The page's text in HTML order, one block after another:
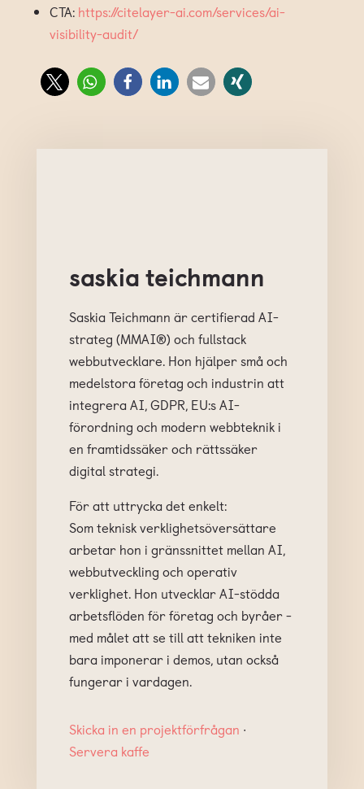
CTA: https://citelayer-ai.com/services/ai-
visibility-audit/
saskia teichmann
Saskia Teichmann är certifierad AI-
strateg (MMAI®) och fullstack
webbutvecklare. Hon hjälper små och
medelstora företag och industrin att
integrera AI, GDPR, EU:s AI-
förordning och modern webbteknik i
en framtidssäker och rättssäker
digital strategi.
För att uttrycka det enkelt:
Som teknisk verklighetsöversättare
arbetar hon i gränssnittet mellan AI,
webbutveckling och operativ
verklighet. Hon utvecklar AI-stödda
arbetsflöden för företag och byråer -
med målet att se till att tekniken inte
bara imponerar i demos, utan också
fungerar i vardagen.
Skicka in en projektförfrågan ∙
Servera kaffe